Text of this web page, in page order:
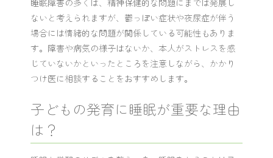
睡眠障害の多くは、精神保健的な問題にまでは発展し
ないと考えられますが、鬱っぽい症状や夜尿症が伴う
場合には情緒的な問題が関係している可能性もありま
す。障害や病気の様子はないか、本人がストレスを感
じていないかといったところを注意しながら、かかり
つけ医に相談することをおすすめします。
子どもの発育に睡眠が重要な理由
は？